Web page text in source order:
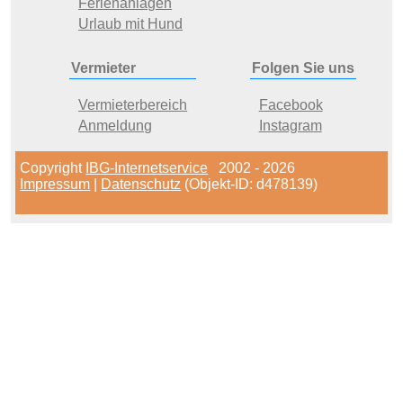
Urlaub mit Hund
Vermieter
Vermieterbereich
Anmeldung
Folgen Sie uns
Facebook
Instagram
Copyright IBG-Internetservice 2002 - 2026
Impressum
Datenschutz (Objekt-ID: d478139)